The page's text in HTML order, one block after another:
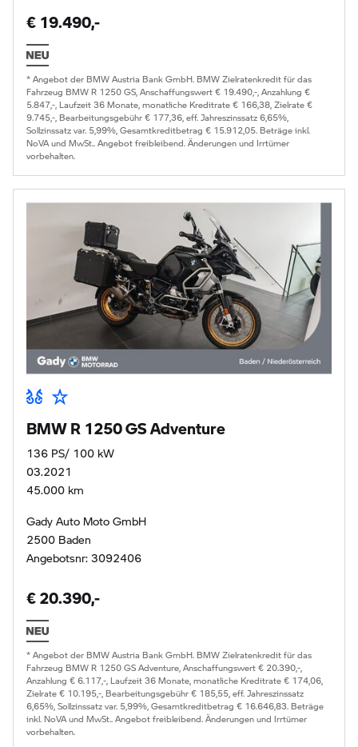
€ 19.490,-
* Angebot der BMW Austria Bank GmbH. BMW Zielratenkredit für das
Fahrzeug BMW R 1250 GS, Anschaffungswert € 19.490,-, Anzahlung €
5.847,-, Laufzeit 36 Monate, monatliche Kreditrate € 166,38, Zielrate €
9.745,-, Bearbeitungsgebühr € 177,36, eff. Jahreszinssatz 6,65%,
Sollzinssatz var. 5,99%, Gesamtkreditbetrag € 15.912,05. Beträge inkl.
NoVA und MwSt.. Angebot freibleibend. Änderungen und Irrtümer
vorbehalten.
BMW R 1250 GS Adventure
136 PS/ 100 kW
03.2021
45.000 km
Gady Auto Moto GmbH
2500 Baden
Angebotsnr: 3092406
€ 20.390,-
* Angebot der BMW Austria Bank GmbH. BMW Zielratenkredit für das
Fahrzeug BMW R 1250 GS Adventure, Anschaffungswert € 20.390,-,
Anzahlung € 6.117,-, Laufzeit 36 Monate, monatliche Kreditrate € 174,06,
Zielrate € 10.195,-, Bearbeitungsgebühr € 185,55, eff. Jahreszinssatz
6,65%, Sollzinssatz var. 5,99%, Gesamtkreditbetrag € 16.646,83. Beträge
inkl. NoVA und MwSt.. Angebot freibleibend. Änderungen und Irrtümer
vorbehalten.